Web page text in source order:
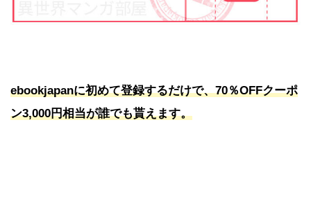
ebookjapanに初めて登録するだけで、70％OFFクーポ
ン3,000円相当が誰でも貰えます。